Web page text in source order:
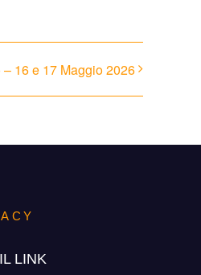
16 e 17 Maggio 2026
LINK